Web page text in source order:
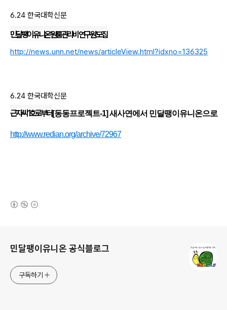
6.24 한국대학신문
민달팽이 유니온 '원룸관리비 연구원' 모집
http://news.unn.net/news/articleView.html?idxno=136325
6.24 한국대학신문
근자씨 1호로부터 [동동프로젝트-1] 새사연에서 민달팽이유니온으로
http://www.redian.org/archive/72967
민달팽이유니온 공식블로그
구독하기